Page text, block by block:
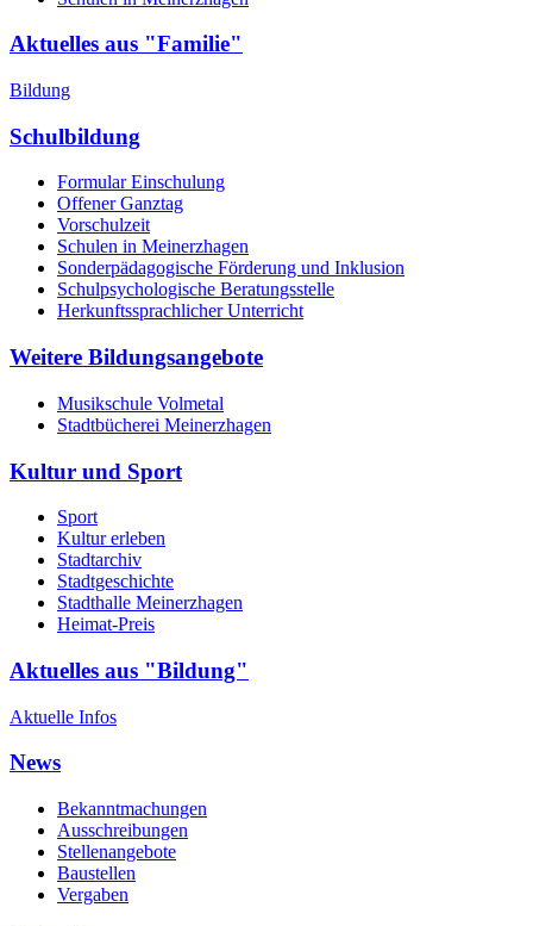
Aktuelles aus "Familie"
Bildung
Schulbildung
Formular Einschulung
Offener Ganztag
Vorschulzeit
Schulen in Meinerzhagen
Sonderpädagogische Förderung und Inklusion
Schulpsychologische Beratungsstelle
Herkunftssprachlicher Unterricht
Weitere Bildungsangebote
Musikschule Volmetal
Stadtbücherei Meinerzhagen
Kultur und Sport
Sport
Kultur erleben
Stadtarchiv
Stadtgeschichte
Stadthalle Meinerzhagen
Heimat-Preis
Aktuelles aus "Bildung"
Aktuelle Infos
News
Bekanntmachungen
Ausschreibungen
Stellenangebote
Baustellen
Vergaben